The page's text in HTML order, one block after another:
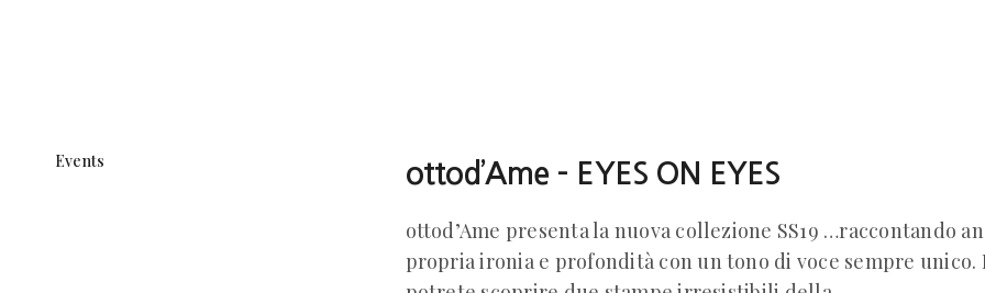
Events ottod’Ame – EYES ON EYES
ottod’Ame presenta la nuova collezione SS19 …raccontando
propria ironia e profondità con un tono di voce sempre unico.